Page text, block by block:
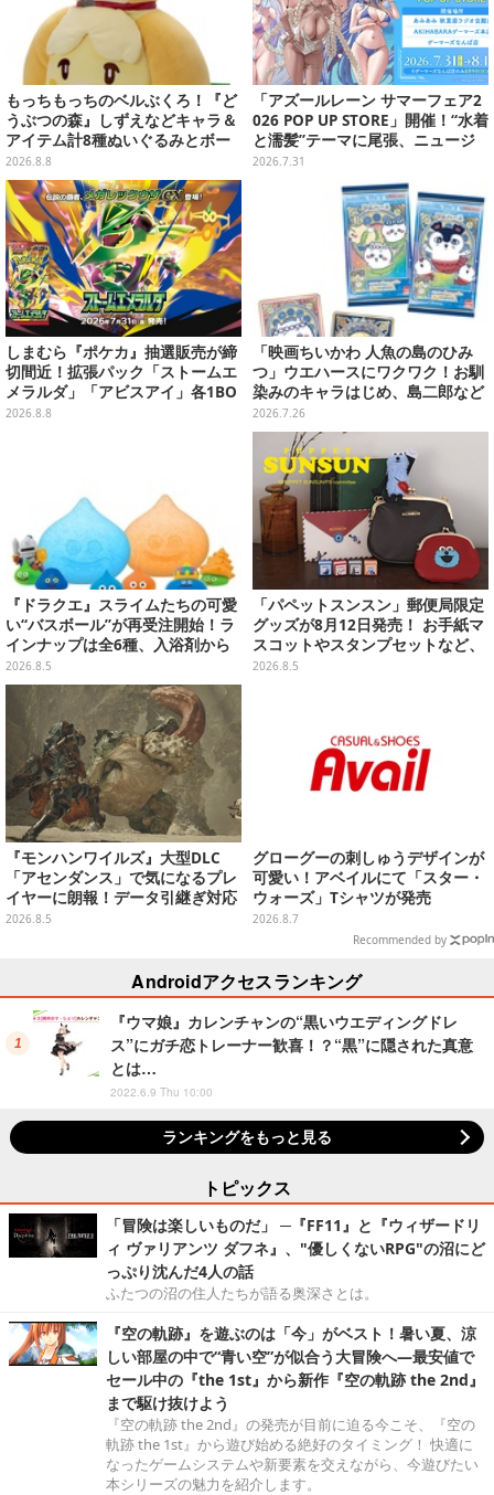
もっちもっちのベルぶくろ！『ど
うぶつの森』しずえなどキャラ＆
アイテム計8種ぬいぐるみとボー
ルチェーン付きマスコットが発売
2026.8.8
「アズールレーン サマーフェア2
026 POP UP STORE」開催！“水着
と濡髪”テーマに尾張、ニュージ
ャージーなど新規描き下ろしイラ
ストグッズ販売
2026.7.31
しまむら『ポケカ』抽選販売が締
切間近！拡張パック「ストームエ
メラルダ」「アビスアイ」各1BO
Xをラインナップ
2026.8.8
「映画ちいかわ 人魚の島のひみ
つ」ウエハースにワクワク！お馴
染みのキャラはじめ、島二郎など
セイレーン編カード全22種
2026.7.26
『ドラクエ』スライムたちの可愛
い“バスボール”が再受注開始！ラ
インナップは全6種、入浴剤から
モンスターのフィギュアが出てく
る
2026.8.5
「パペットスンスン」郵便局限定
グッズが8月12日発売！ お手紙マ
スコットやスタンプセットなど、
可愛すぎる全5アイテムがライン
2026.8.5
『モンハンワイルズ』大型DLC
「アセンダンス」で気になるプレ
イヤーに朗報！データ引継ぎ対応
の「序盤体験版」が本日8月5日配
2026.8.5
グローグーの刺しゅうデザインが
可愛い！アベイルにて「スター・
ウォーズ」Tシャツが発売
2026.8.7
Recommended by
Androidアクセスランキング
『ウマ娘』カレンチャンの“黒いウエディングドレ
ス”にガチ恋トレーナー歓喜！？“黒”に隠された真意
とは…
2022.6.9 Thu 10:00
ランキングをもっと見る
トピックス
「冒険は楽しいものだ」 ─『FF11』と『ウィザードリ
ィ ヴァリアンツ ダフネ』、"優しくないRPG"の沼にど
っぷり沈んだ4人の話
ふたつの沼の住人たちが語る奥深さとは。
『空の軌跡』を遊ぶのは「今」がベスト！暑い夏、涼
しい部屋の中で“青い空”が似合う大冒険へ―最安値で
セール中の『the 1st』から新作『空の軌跡 the 2nd』
まで駆け抜けよう
『空の軌跡 the 2nd』の発売が目前に迫る今こそ、『空の
軌跡 the 1st』から遊び始める絶好のタイミング！ 快適に
なったゲームシステムや新要素を交えながら、今遊びたい
本シリーズの魅力を紹介します。